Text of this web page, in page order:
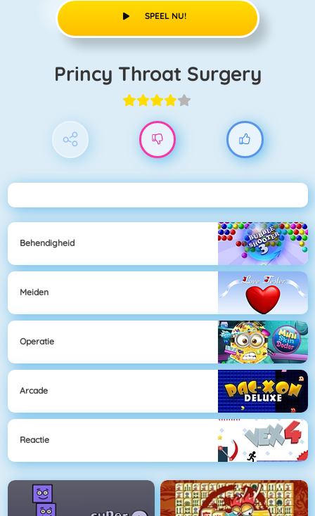
SPEEL NU!
Princy Throat Surgery
Behendigheid
Meiden
Operatie
Arcade
Reactie